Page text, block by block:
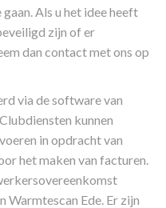
Als u het idee heeft
zijn of er
dan contact met ons op
via de software van
kunnen
in opdracht van
het maken van facturen.
Warmtescan Ede. Er zijn